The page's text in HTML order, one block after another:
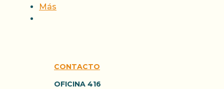
Más
CONTACTO
OFICINA 416